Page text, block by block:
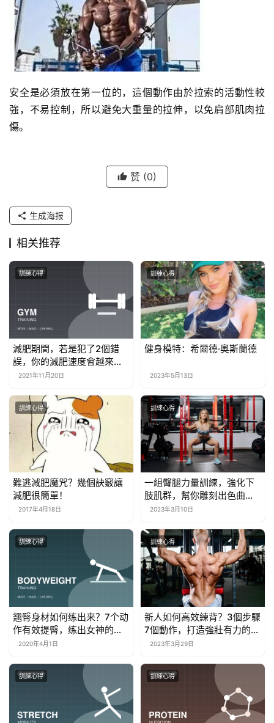
安全是必須放在第一位的，這個動作由於拉索的活動性較
強，不易控制，所以避免大重量的拉伸，以免肩部肌肉拉
傷。
赞 (0)
生成海报
相关推荐
訓練心得
減肥期間，若是犯了2個錯
誤，你的減肥速度會越來越
慢！
2021年11月20日
訓練心得
健身模特：希爾德·奧斯蘭德
2023年5月13日
訓練心得
難逃減肥魔咒？幾個訣竅讓
減肥很簡單！
2017年4月18日
訓練心得
一組臀腿力量訓練，強化下
肢肌群，幫你雕刻出色曲
線！
2023年3月10日
訓練心得
翘臀身材如何练出来？7个动
作有效提臀，练出女神的饱
满翘臀！
2020年4月1日
訓練心得
新人如何高效練背？3個步驟
7個動作，打造強壯有力的背
部肌肉
2023年3月29日
訓練心得 訓練心得